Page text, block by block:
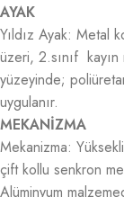
AYAK
Yıldız Ayak: Metal
üzeri, 2.sınıf
yüzeyinde;
uygulanır.
MEKANİZMA
Mekanizma:
çift kollu senkron
Alüminyum